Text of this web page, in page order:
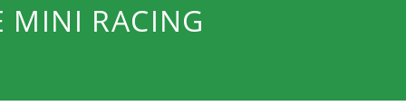
MINI RACING